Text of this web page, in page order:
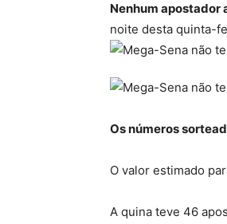
Nenhum apostador
noite desta quinta-
Os números
O valor estimado
A quina teve 46